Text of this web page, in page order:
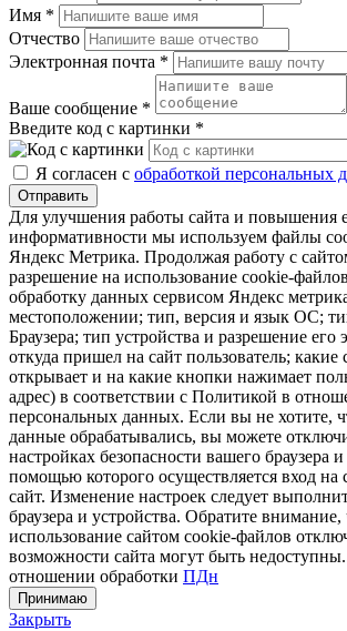
Имя *
Отчество
Электронная почта *
Ваше сообщение *
Введите код с картинки *
Я согласен с обработкой персональных
Отправить
Для улучшения работы сайта и повышения
информативности мы используем файлы
Яндекс Метрика. Продолжая работу с
разрешение на использование cookie-
обработку данных сервисом Яндекс
местоположении; тип, версия и язык ОС;
Браузера; тип устройства и разрешение его
откуда пришел на сайт пользователь; какие
открывает и на какие кнопки нажимает
адрес) в соответствии с Политикой в
персональных данных. Если вы не хотите,
данные обрабатывались, вы можете
настройках безопасности вашего браузера
помощью которого осуществляется вход на
сайт. Изменение настроек следует
браузера и устройства. Обратите внимание,
использование сайтом cookie-файлов
возможности сайта могут быть
отношении обработки ПДн
Принимаю
Закрыть